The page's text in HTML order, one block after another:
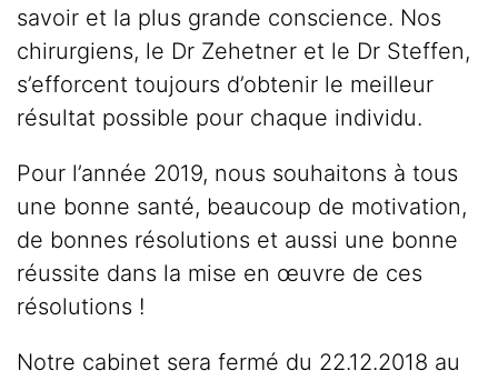
savoir et la plus grande conscience. Nos
chirurgiens, le Dr Zehetner et le Dr Steffen,
s’efforcent toujours d’obtenir le meilleur
résultat possible pour chaque individu.
Pour l’année 2019, nous souhaitons à tous
une bonne santé, beaucoup de motivation,
de bonnes résolutions et aussi une bonne
réussite dans la mise en œuvre de ces
résolutions !
Notre cabinet sera fermé du 22.12.2018 au